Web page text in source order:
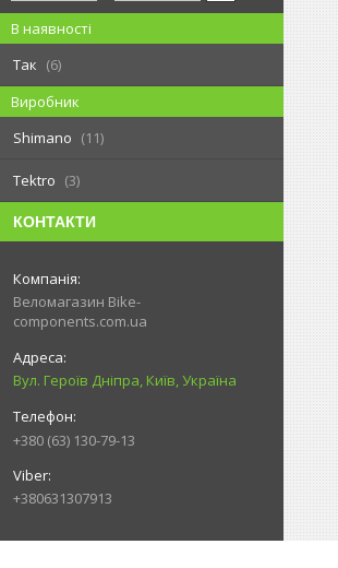
В наявності
Так
6
Виробник
Shimano
11
Tektro 3
КОНТАКТИ
Веломагазин Bike-
components.com.ua
Вул. Героїв Дніпра, Київ, Україна
+380 (63) 130-79-13
+380631307913